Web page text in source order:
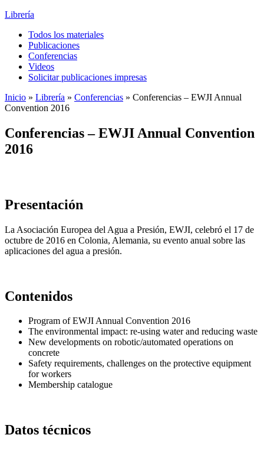
Librería
Todos los materiales
Publicaciones
Conferencias
Videos
Solicitar publicaciones impresas
Inicio » Librería » Conferencias » Conferencias – EWJI Annual
Convention 2016
Conferencias – EWJI Annual Convention
2016
Presentación
La Asociación Europea del Agua a Presión, EWJI, celebró el 17 de
octubre de 2016 en Colonia, Alemania, su evento anual sobre las
aplicaciones del agua a presión.
Contenidos
Program of EWJI Annual Convention 2016
The environmental impact: re-using water and reducing waste
New developments on robotic/automated operations on
concrete
Safety requirements, challenges on the protective equipment
for workers
Membership catalogue
Datos técnicos